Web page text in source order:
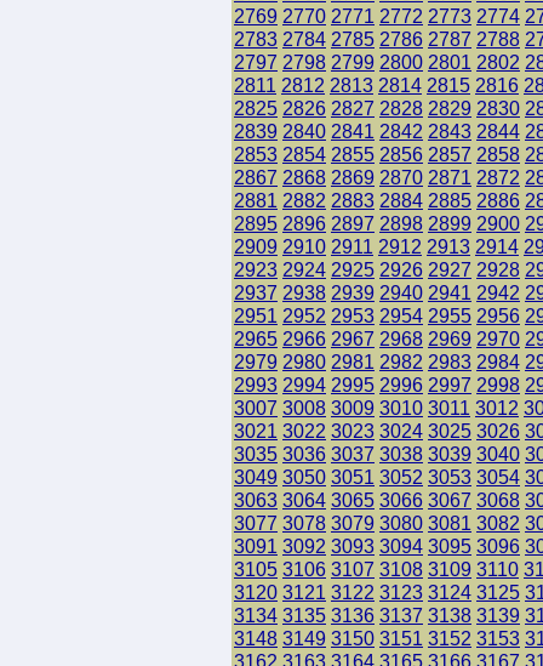
2769 2770 2771 2772 2773 2774
2783 2784 2785 2786 2787 2788
2797 2798 2799 2800 2801 2802
2811 2812 2813 2814 2815 2816
2825 2826 2827 2828 2829 2830
2839 2840 2841 2842 2843 2844
2853 2854 2855 2856 2857 2858
2867 2868 2869 2870 2871 2872
2881 2882 2883 2884 2885 2886
2895 2896 2897 2898 2899 2900
2909 2910 2911 2912 2913 2914
2923 2924 2925 2926 2927 2928
2937 2938 2939 2940 2941 2942
2951 2952 2953 2954 2955 2956
2965 2966 2967 2968 2969 2970
2979 2980 2981 2982 2983 2984
2993 2994 2995 2996 2997 2998
3007 3008 3009 3010 3011 3012
3021 3022 3023 3024 3025 3026
3035 3036 3037 3038 3039 3040
3049 3050 3051 3052 3053 3054
3063 3064 3065 3066 3067 3068
3077 3078 3079 3080 3081 3082
3091 3092 3093 3094 3095 3096
3105 3106 3107 3108 3109 3110
3120 3121 3122 3123 3124 3125
3134 3135 3136 3137 3138 3139
3148 3149 3150 3151 3152 3153
3162 3163 3164 3165 3166 3167